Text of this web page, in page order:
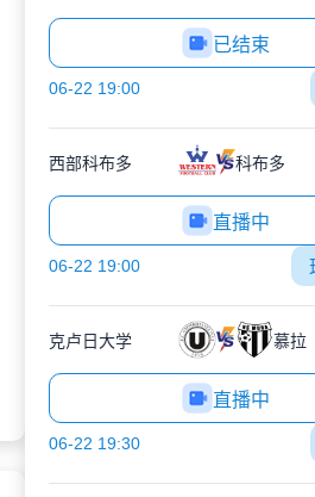
已结束
06-22 19:00
西部科布多 科布多
直播中
06-22 19:00
克卢日大学 慕拉
直播中
06-22 19:30